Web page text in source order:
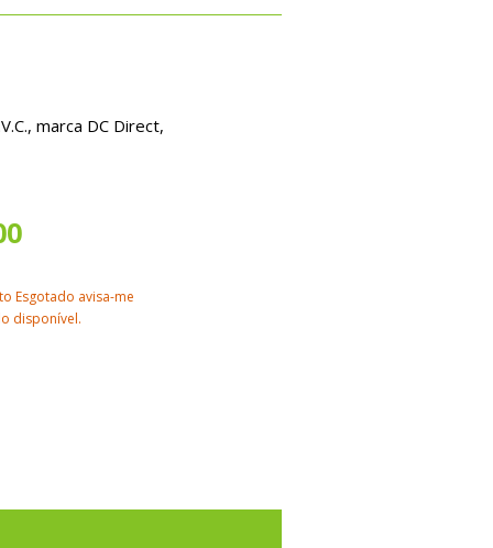
marca DC Direct,
Esgotado avisa-me
disponível.